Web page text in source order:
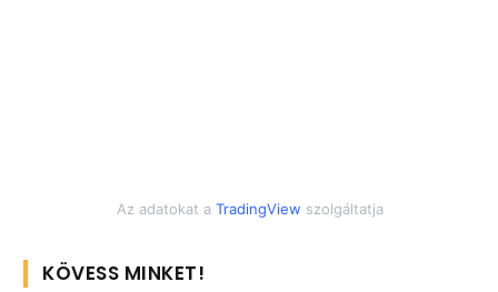
Az adatokat a TradingView szolgáltatja
KÖVESS MINKET!